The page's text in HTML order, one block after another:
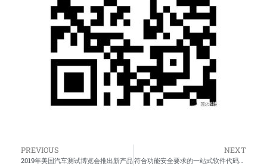
PREVIOUS
2019年美国汽车测试博览会推出新产品
NEXT
符合功能安全要求的一站式软件代码测试解决方案-LDRA